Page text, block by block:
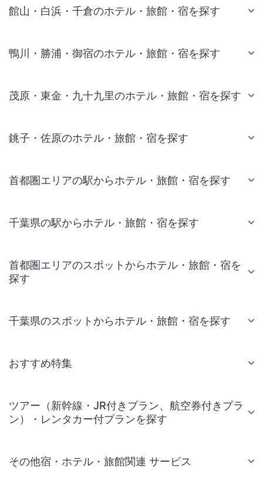
館山・白浜・千倉のホテル・旅館・宿を探す
鴨川・勝浦・御宿のホテル・旅館・宿を探す
茂原・東金・九十九里のホテル・旅館・宿を探す
銚子・佐原のホテル・旅館・宿を探す
首都圏エリアの駅からホテル・旅館・宿を探す
千葉県の駅からホテル・旅館・宿を探す
首都圏エリアのスポットからホテル・旅館・宿を
探す
千葉県のスポットからホテル・旅館・宿を探す
おすすめ特集
ツアー（新幹線・JR付きプラン、航空券付きプラ
ン）・レンタカー付プランを探す
その他宿・ホテル・旅館関連 サービス